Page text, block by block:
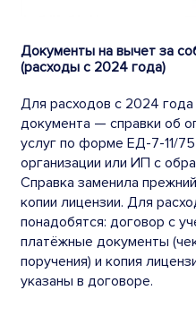
Документы на вычет за
(расходы с 2024 года)
Для расходов с 2024
документа — справки об
услуг по форме ЕД-7-11/
организации или ИП с
Справка заменила
копии лицензии. Для
понадобятся: договор с
платёжные документы
поручения) и копия
указаны в договоре.